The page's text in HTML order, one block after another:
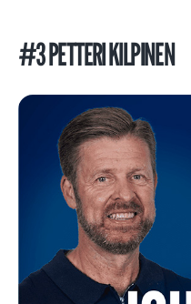
#3 PETTERI KILPINEN